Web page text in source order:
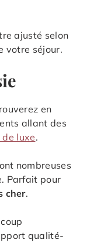
ajusté selon
votre séjour.
en
allant des
luxe.
nombreuses
Parfait pour
cher.
qualité-